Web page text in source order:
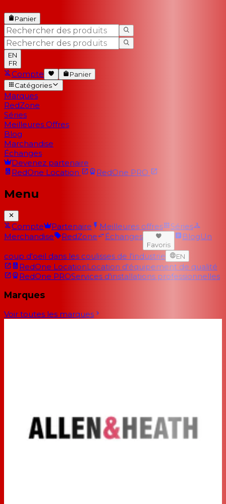
Panier
EN
FR
Compte
Panier
Catégories
Marques
RedZone
Séries
Meilleures Offres
Blog
Marchandise
Échanges
Devenez partenaire
RedOne Location RedOne PRO
Menu
Compte Partenaire Meilleures offres
Séries
Merchandise
RedZone Échanges
Favoris
BlogUn
coup d'oeil dans les coulisses de l'industrie EN
RedOne LocationLocation d'équipement de qualité
RedOne PROServices d'installations professionnelles
Marques
Voir toutes les marques